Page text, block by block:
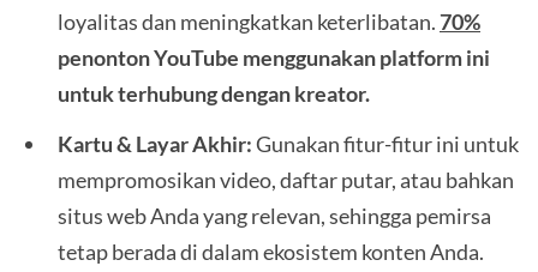
loyalitas dan meningkatkan keterlibatan.70%
penonton YouTube menggunakan platform ini
untuk terhubung dengan kreator.
Kartu & Layar Akhir:Gunakan fitur-fitur ini untuk
mempromosikan video, daftar putar, atau bahkan
situs web Anda yang relevan, sehingga pemirsa
tetap berada di dalam ekosistem konten Anda.